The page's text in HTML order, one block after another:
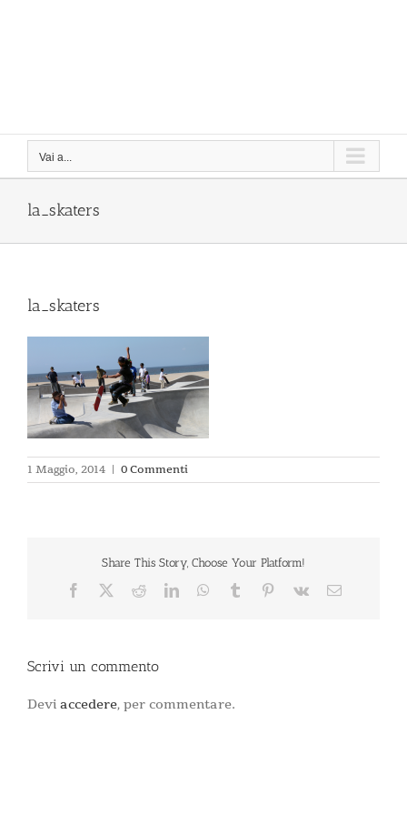
Vai a...
la_skaters
la_skaters
1 Maggio, 2014 | 0 Commenti
Share This Story, Choose Your Platform!
Facebook RedditLinkedInWhatsApp
Tumblr Pinterest
Vk Email
Scrivi un commento
Devi accedere, per commentare.